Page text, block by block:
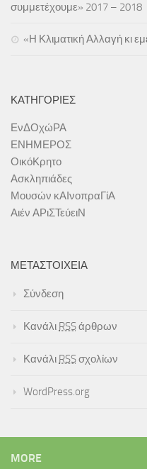
συμμετέχουμε» 2017 – 2018
«Η Κλιματική Αλλαγή κι
ΚΑΤΗΓΟΡΊΕΣ
ΕνΔΟχώΡΑ
ΕΝΗΜΕΡΟΣ
ΟικόΚρητο
Ασκληπιάδες
Μουσών κΑΙνοπραΓίΑ
Αιέν ΑΡιΣΤεύειΝ
ΜΕΤΑΣΤΟΙΧΕΊΑ
Σύνδεση
Κανάλι RSSάρθρων
Κανάλι RSSσχολίων
WordPress.org
MORE